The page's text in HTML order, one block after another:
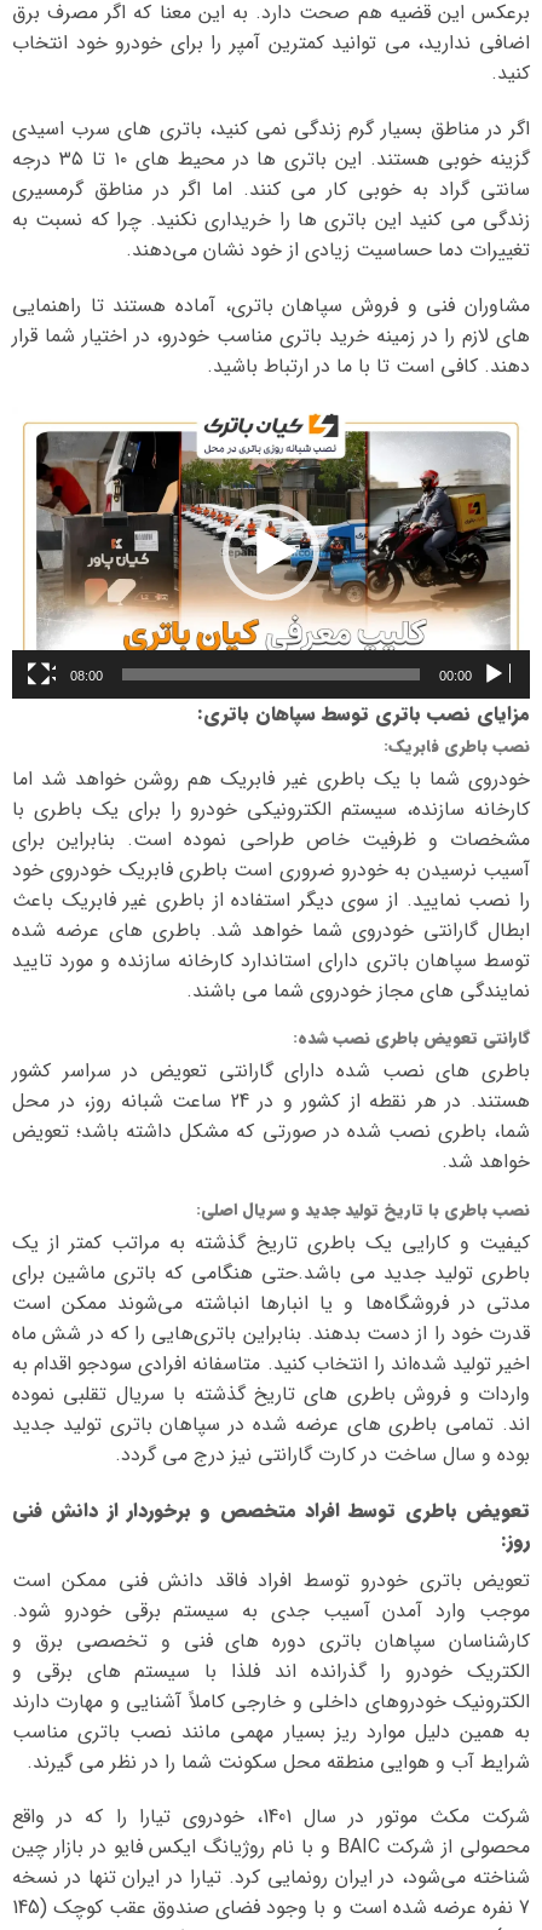
برعکس این قضیه هم صحت دارد. به این معنا که اگر مصرف برق
اضافی ندارید، می توانید کمترین آمپر را برای خودرو خود انتخاب
کنید.
اگر در مناطق بسیار گرم زندگی نمی کنید، باتری های سرب اسیدی
گزینه خوبی هستند. این باتری ها در محیط های ۱۰ تا ۳۵ درجه
سانتی گراد به خوبی کار می کنند. اما اگر در مناطق گرمسیری
زندگی می کنید این باتری ها را خریداری نکنید. چرا که نسبت به
تغییرات دما حساسیت زیادی از خود نشان می‌دهند.
مشاوران فنی و فروش سپاهان باتری، آماده هستند تا راهنمایی
های لازم را در زمینه خرید باتری مناسب خودرو، در اختیار شما قرار
دهند. کافی است تا با ما در ارتباط باشید.
نمایشگر
ویدیو
00:00
08:00
مزایای نصب باتری توسط سپاهان باتری:
نصب باطری فابریک:
خودروی شما با یک باطری غیر فابریک هم روشن خواهد شد اما
کارخانه سازنده، سیستم الکترونیکی خودرو را برای یک باطری با
مشخصات و ظرفیت خاص طراحی نموده است. بنابراین برای
آسیب نرسیدن به خودرو ضروری است باطری فابریک خودروی خود
را نصب نمایید. از سوی دیگر استفاده از باطری غیر فابریک باعث
ابطال گارانتی خودروی شما خواهد شد. باطری های عرضه شده
توسط سپاهان باتری دارای استاندارد کارخانه سازنده و مورد تایید
نمایندگی های مجاز خودروی شما می باشند.
گارانتی تعویض باطری نصب شده:
باطری های نصب شده دارای گارانتی تعویض در سراسر کشور
هستند. در هر نقطه از کشور و در 24 ساعت شبانه روز، در محل
شما، باطری نصب شده در صورتی که مشکل داشته باشد؛ تعویض
خواهد شد.
نصب باطری با تاریخ تولید جدید و سریال اصلی:
کیفیت و کارایی یک باطری تاریخ گذشته به مراتب کمتر از یک
باطری تولید جدید می باشد.حتی هنگامی که باتری ماشین برای
مدتی در فروشگاه‌ها و یا انبارها انباشته می‌شوند ممکن است
قدرت خود را از دست بدهند. بنابراین باتری‌هایی را که در شش ماه
اخیر تولید شده‌اند را انتخاب کنید. متاسفانه افرادی سودجو اقدام به
واردات و فروش باطری های تاریخ گذشته با سریال تقلبی نموده
اند. تمامی باطری های عرضه شده در سپاهان باتری تولید جدید
بوده و سال ساخت در کارت گارانتی نیز درج می گردد.
تعویض باطری توسط افراد متخصص و برخوردار از دانش فنی
روز:
تعویض باتری خودرو توسط افراد فاقد دانش فنی ممکن است
موجب وارد آمدن آسیب جدی به سیستم برقی خودرو شود.
کارشناسان سپاهان باتری دوره های فنی و تخصصی برق و
الکتریک خودرو را گذرانده اند فلذا با سیستم های برقی و
الکترونیک خودروهای داخلی و خارجی کاملاً آشنایی و مهارت دارند
به همین دلیل موارد ریز بسیار مهمی مانند نصب باتری مناسب
شرایط آب و هوایی منطقه محل سکونت شما را در نظر می گیرند.
شرکت مکث موتور در سال 1401، خودروی تیارا را که در واقع
محصولی از شرکت BAIC و با نام روژیانگ ایکس فایو در بازار چین
شناخته می‌شود، در ایران رونمایی کرد. تیارا در ایران تنها در نسخه
7 نفره عرضه شده است و با وجود فضای صندوق عقب کوچک (145